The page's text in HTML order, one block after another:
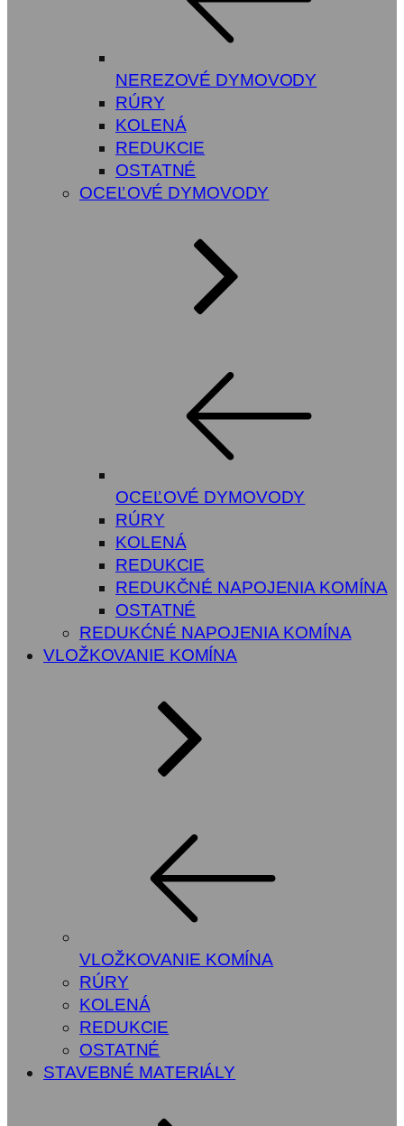
NEREZOVÉ DYMOVODY
RÚRY
KOLENÁ
REDUKCIE
OSTATNÉ
OCEĽOVÉ DYMOVODY
OCEĽOVÉ DYMOVODY
RÚRY
KOLENÁ
REDUKCIE
REDUKČNÉ NAPOJENIA KOMÍNA
OSTATNÉ
REDUKĆNÉ NAPOJENIA KOMÍNA
VLOŽKOVANIE KOMÍNA
VLOŽKOVANIE KOMÍNA
RÚRY
KOLENÁ
REDUKCIE
OSTATNÉ
STAVEBNÉ MATERIÁLY